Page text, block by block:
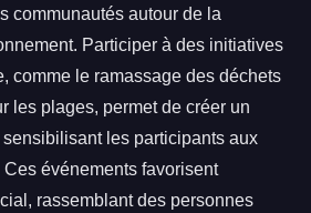
communautés autour de la
Participer à des initiatives
comme le ramassage des déchets
les plages, permet de créer un
les participants aux
événements favorisent
rassemblant des personnes